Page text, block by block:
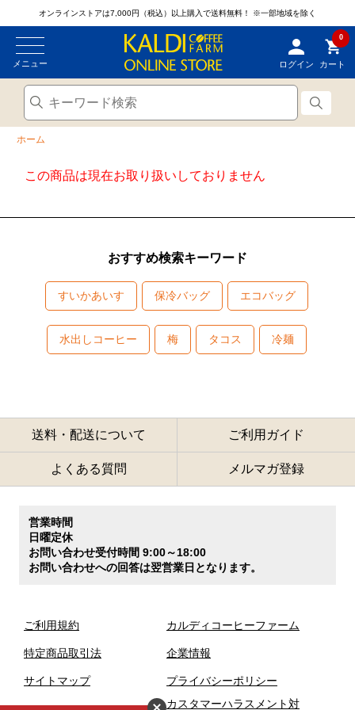
オンラインストアは7,000円（税込）以上購入で送料無料！ ※一部地域を除く
メニュー ログイン
0
カート
ホーム
この商品は現在お取り扱いしておりません
おすすめ検索キーワード
すいかあいす 保冷バッグ エコバッグ
水出しコーヒー 梅 タコス 冷麺
送料・配送について ご利用ガイド
よくある質問 メルマガ登録
営業時間
日曜定休
お問い合わせ受付時間 9:00～18:00
お問い合わせへの回答は翌営業日となります。
ご利用規約
特定商品取引法
サイトマップ
カルディコーヒーファーム
企業情報
プライバシーポリシー
カスタマーハラスメント対